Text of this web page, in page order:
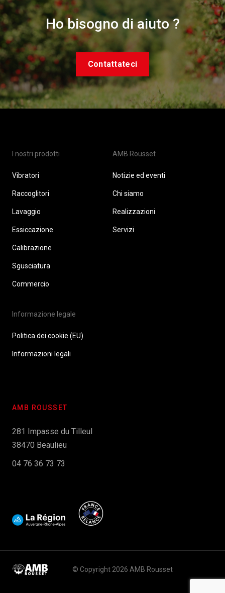
Ho bisogno di aiuto ?
Contattateci
I nostri prodotti
Vibratori
Raccoglitori
Lavaggio
Essiccazione
Calibrazione
Sgusciatura
Commercio
AMB Rousset
Notizie ed eventi
Chi siamo
Realizzazioni
Servizi
Informazione legale
Politica dei cookie (EU)
Informazioni legali
AMB ROUSSET
281 Impasse du Tilleul
38470 Beaulieu
04 76 36 73 73
© Copyright 2026 AMB Rousset